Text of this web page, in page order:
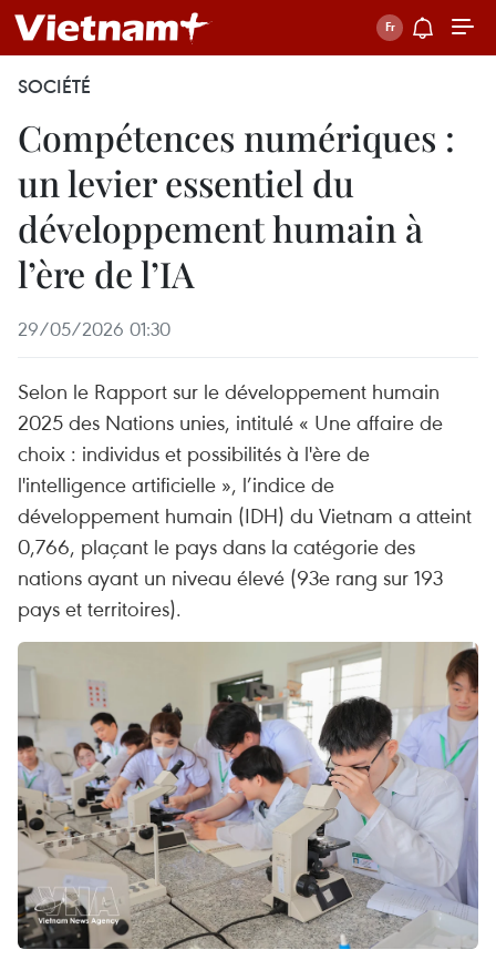
SOCIÉTÉ
Compétences numériques :
un levier essentiel du
développement humain à
l’ère de l’IA
29/05/2026 01:30
Selon le Rapport sur le développement humain
2025 des Nations unies, intitulé « Une affaire de
choix : individus et possibilités à l'ère de
l'intelligence artificielle », l’indice de
développement humain (IDH) du Vietnam a atteint
0,766, plaçant le pays dans la catégorie des
nations ayant un niveau élevé (93e rang sur 193
pays et territoires).